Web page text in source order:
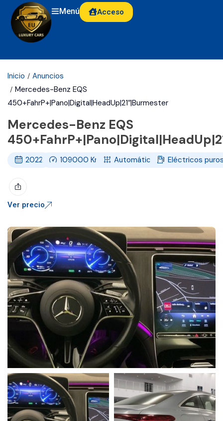
Menú Acceso
Inicio
Anuncios
Mercedes-Benz EQS
450+FahrP+|Pano|Digital|HeadUp|21″|Burmester
Mercedes-Benz EQS
2022 109000Km Automático Eléctricos
Ver precio